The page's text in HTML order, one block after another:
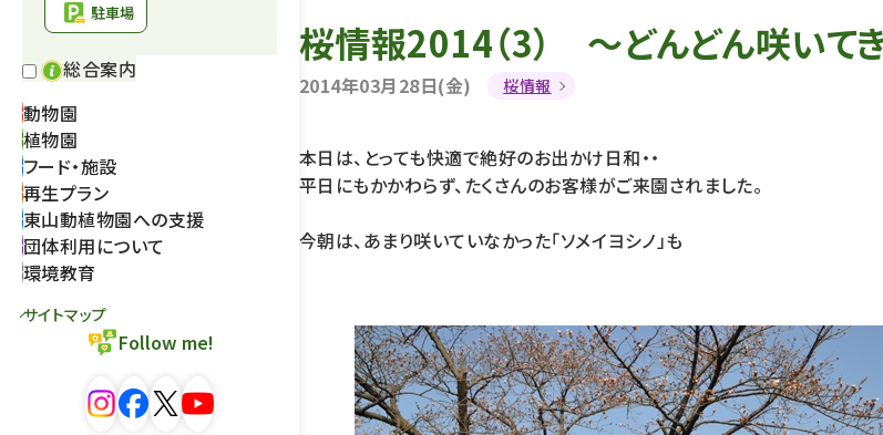
駐車場
総合案内
動物園
植物園
フード・施設
再生プラン
東山動植物園への支援
団体利用について
環境教育
サイトマップ
Follow me!
桜情報2014（3） 〜どんどん咲いて
2014年03月28日(金) 桜情報
本日は、とっても快適で絶好のお出かけ日和・・
平日にもかかわらず、たくさんのお客様がご来園されました。
今朝は、あまり咲いていなかった「ソメイヨシノ」も